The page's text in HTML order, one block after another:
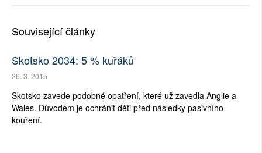
Související články
Skotsko 2034: 5 % kuřáků
26. 3. 2015
Skotsko zavede podobné opatření, které už zavedla Anglie a
Wales. Důvodem je ochránit děti před následky pasivního
kouření.